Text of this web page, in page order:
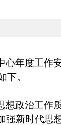
心年度工作
下。
政治工作
新时代思